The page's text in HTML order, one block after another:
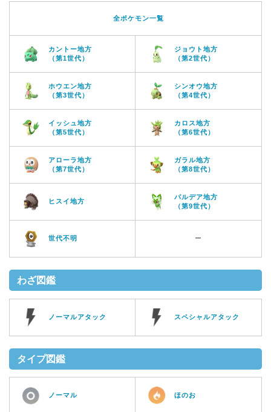
全ポケモン一覧
カントー地方
（第1世代）
ジョウト地方
（第2世代）
ホウエン地方
（第3世代）
シンオウ地方
（第4世代）
イッシュ地方
（第5世代）
カロス地方
（第6世代）
アローラ地方
（第7世代）
ガラル地方
（第8世代）
ヒスイ地方
パルデア地方
（第9世代）
世代不明 ー
わざ図鑑
ノーマルアタック スペシャルアタック
タイプ図鑑
ノーマル ほのお